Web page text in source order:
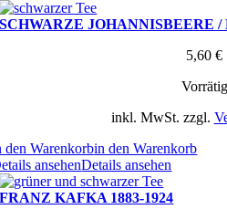
SCHWARZE JOHANNISBEERE
5,60 €
Vorrätig
inkl. MwSt. zzgl.
den Warenkorbin den Warenkorb
ansehenDetails ansehen
FRANZ KAFKA 1883-1924